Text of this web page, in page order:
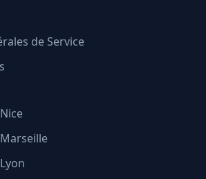
de Service